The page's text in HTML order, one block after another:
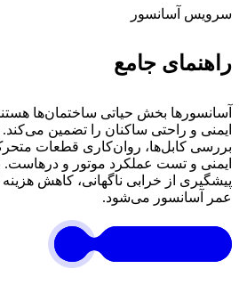
سرویس آسانسور
راهنمای جامع
آسانسورها بخش حیاتی ساختمان‌ها
ایمنی و راحتی ساکنان را تضمین
بررسی کابل‌ها، روان‌کاری قطعات
ایمنی و تست عملکرد موتور و
پیشگیری از خرابی ناگهانی، کاهش
عمر آسانسور می‌شود.